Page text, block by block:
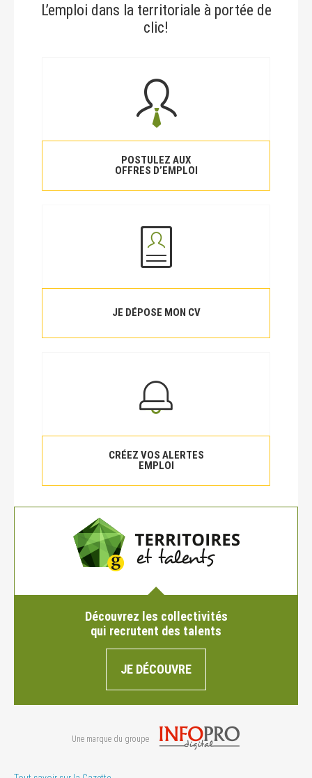
L’emploi dans la territoriale à portée de
clic!
POSTULEZ AUX
OFFRES D’EMPLOI
JE DÉPOSE MON CV
CRÉEZ VOS ALERTES
EMPLOI
Découvrez les collectivités
qui recrutent des talents
JE DÉCOUVRE
Une marque du groupe